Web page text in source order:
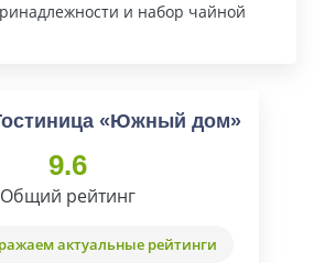
и набор чайной
«Южный дом»
9.6
Общий рейтинг
актуальные рейтинги